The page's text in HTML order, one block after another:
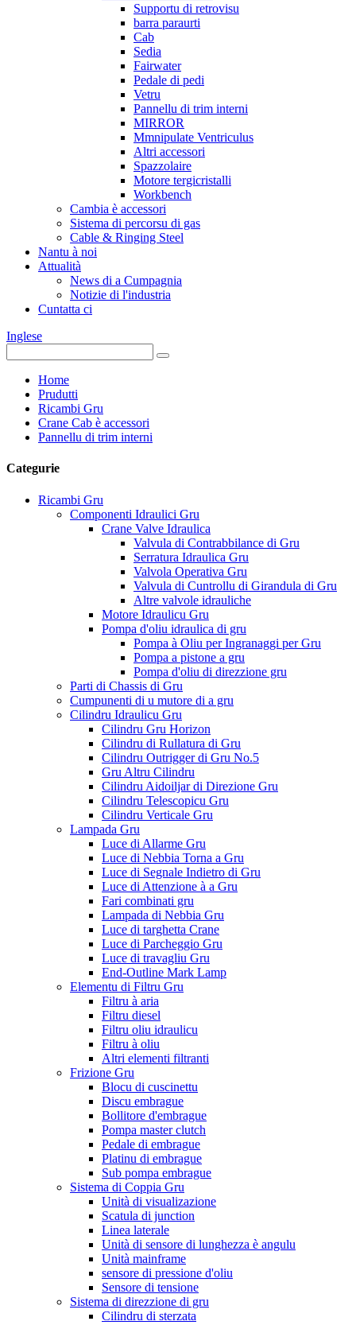
Supportu di retrovisu
barra paraurti
Cab
Sedia
Fairwater
Pedale di pedi
Vetru
Pannellu di trim interni
MIRROR
Mmnipulate Ventriculus
Altri accessori
Spazzolaire
Motore tergicristalli
Workbench
Cambia è accessori
Sistema di percorsu di gas
Cable & Ringing Steel
Nantu à noi
Attualità
News di a Cumpagnia
Notizie di l'industria
Cuntatta ci
Inglese
Home
Prudutti
Ricambi Gru
Crane Cab è accessori
Pannellu di trim interni
Categurie
Ricambi Gru
Componenti Idraulici Gru
Crane Valve Idraulica
Valvula di Contrabbilance di Gru
Serratura Idraulica Gru
Valvola Operativa Gru
Valvula di Cuntrollu di Girandula di Gru
Altre valvole idrauliche
Motore Idraulicu Gru
Pompa d'oliu idraulica di gru
Pompa à Oliu per Ingranaggi per Gru
Pompa a pistone a gru
Pompa d'oliu di direzzione gru
Parti di Chassis di Gru
Cumpunenti di u mutore di a gru
Cilindru Idraulicu Gru
Cilindru Gru Horizon
Cilindru di Rullatura di Gru
Cilindru Outrigger di Gru No.5
Gru Altru Cilindru
Cilindru Aidoiljar di Direzione Gru
Cilindru Telescopicu Gru
Cilindru Verticale Gru
Lampada Gru
Luce di Allarme Gru
Luce di Nebbia Torna a Gru
Luce di Segnale Indietro di Gru
Luce di Attenzione à a Gru
Fari combinati gru
Lampada di Nebbia Gru
Luce di targhetta Crane
Luce di Parcheggio Gru
Luce di travagliu Gru
End-Outline Mark Lamp
Elementu di Filtru Gru
Filtru à aria
Filtru diesel
Filtru oliu idraulicu
Filtru à oliu
Altri elementi filtranti
Frizione Gru
Blocu di cuscinettu
Discu embrague
Bollitore d'embrague
Pompa master clutch
Pedale di embrague
Platinu di embrague
Sub pompa embrague
Sistema di Coppia Gru
Unità di visualizazione
Scatula di junction
Linea laterale
Unità di sensore di lunghezza è angulu
Unità mainframe
sensore di pressione d'oliu
Sensore di tensione
Sistema di direzzione di gru
Cilindru di sterzata